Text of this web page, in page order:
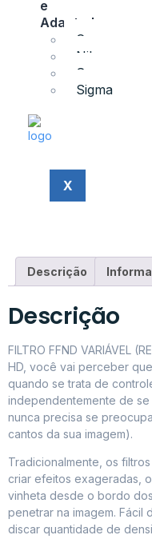
e
Adaptadores
Canon
Nikon
Sony
Sigma
X
Descrição
Descrição
FILTRO FFND VARIÁVEL
HD, você vai perceber
quando se trata de
independentemente de
nunca precisa se
cantos da sua imagem).
Tradicionalmente, os
criar efeitos exageradas,
vinheta desde o bordo
penetrar na imagem. Fácil
discar quantidade de